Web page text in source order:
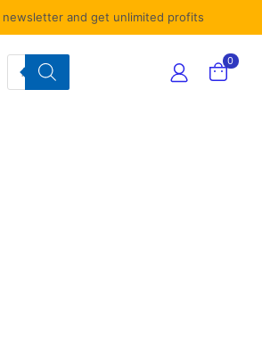
newsletter and get unlimited profits
Products
search
0